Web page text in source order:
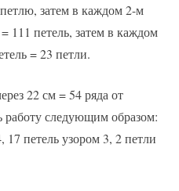
затем в каждом 2-м
111 петель, затем в каждом
= 23 петли.
22 см = 54 ряда от
работу следующим образом:
петель узором 3, 2 петли